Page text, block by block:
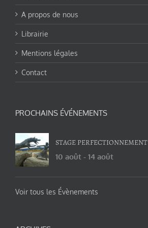
A propos de nous
Librairie
Mentions légales
Contact
PROCHAINS ÉVÉNEMENTS
STAGE PERFECTIONNEMENT
10 août - 14 août
Voir tous les Évènements